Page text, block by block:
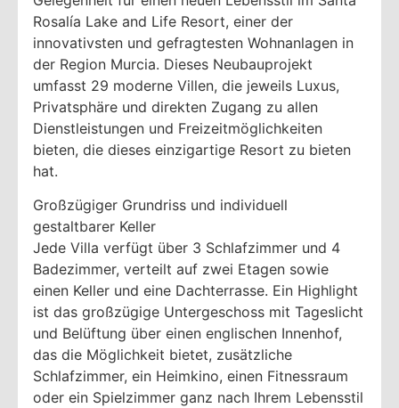
Rosalía Lake and Life Resort, einer der
innovativsten und gefragtesten Wohnanlagen in
der Region Murcia. Dieses Neubauprojekt
umfasst 29 moderne Villen, die jeweils Luxus,
Privatsphäre und direkten Zugang zu allen
Dienstleistungen und Freizeitmöglichkeiten
bieten, die dieses einzigartige Resort zu bieten
hat.
Großzügiger Grundriss und individuell
gestaltbarer Keller
Jede Villa verfügt über 3 Schlafzimmer und 4
Badezimmer, verteilt auf zwei Etagen sowie
einen Keller und eine Dachterrasse. Ein Highlight
ist das großzügige Untergeschoss mit Tageslicht
und Belüftung über einen englischen Innenhof,
das die Möglichkeit bietet, zusätzliche
Schlafzimmer, ein Heimkino, einen Fitnessraum
oder ein Spielzimmer ganz nach Ihrem Lebensstil